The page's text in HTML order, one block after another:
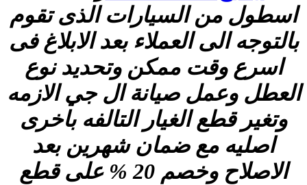
اسطول من السيارات الذى تقوم
بالتوجه الى العملاء بعد الابلاغ فى
اسرع وقت ممكن وتحديد نوع
العطل وعمل صيانة ال جي الازمه
وتغير قطع الغيار التالفه باخرى
اصليه مع ضمان شهرين بعد
الاصلاح وخصم 20 % على قطع